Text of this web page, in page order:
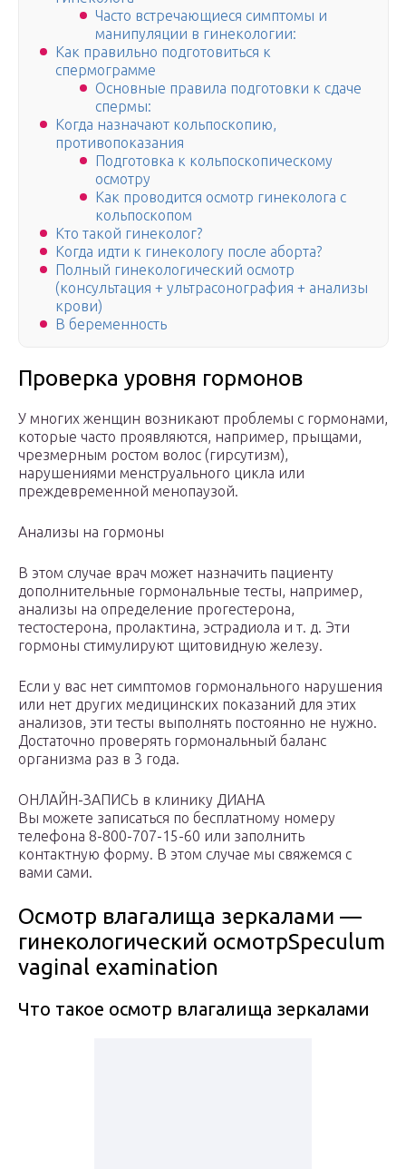
Часто встречающиеся симптомы и
манипуляции в гинекологии:
Как правильно подготовиться к
спермограмме
Основные правила подготовки к сдаче
спермы:
Когда назначают кольпоскопию,
противопоказания
Подготовка к кольпоскопическому
осмотру
Как проводится осмотр гинеколога с
кольпоскопом
Кто такой гинеколог?
Когда идти к гинекологу после аборта?
Полный гинекологический осмотр
(консультация + ультрасонография + анализы
крови)
В беременность
Проверка уровня гормонов
У многих женщин возникают проблемы с гормонами,
которые часто проявляются, например, прыщами,
чрезмерным ростом волос (гирсутизм),
нарушениями менструального цикла или
преждевременной менопаузой.
Анализы на гормоны
В этом случае врач может назначить пациенту
дополнительные гормональные тесты, например,
анализы на определение прогестерона,
тестостерона, пролактина, эстрадиола и т. д. Эти
гормоны стимулируют щитовидную железу.
Если у вас нет симптомов гормонального нарушения
или нет других медицинских показаний для этих
анализов, эти тесты выполнять постоянно не нужно.
Достаточно проверять гормональный баланс
организма раз в 3 года.
ОНЛАЙН-ЗАПИСЬ в клинику ДИАНА
Вы можете записаться по бесплатному номеру
телефона 8-800-707-15-60 или заполнить
контактную форму. В этом случае мы свяжемся с
вами сами.
Осмотр влагалища зеркалами —
гинекологический осмотрSpeculum
vaginal examination
Что такое осмотр влагалища зеркалами